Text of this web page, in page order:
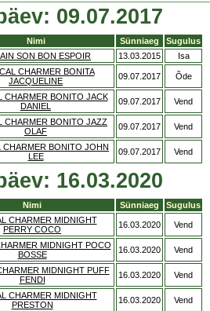
09.07.2017
Nimi Sünniaeg
Sugulus
SON BON ESPOIR 13.03.2015
Isa
CHARMER BONITA
JACQUELINE
09.07.2017 Õde
CHARMER BONITO JACK
DANIEL
09.07.2017 Vend
CHARMER BONITO JAZZ
OLAF
09.07.2017 Vend
CHARMER BONITO JOHN
LEE
09.07.2017 Vend
16.03.2020
Nimi Sünniaeg
Sugulus
CHARMER MIDNIGHT
PERRY COCO
16.03.2020 Vend
MIDNIGHT POCO
BOSSE
16.03.2020 Vend
MIDNIGHT PUFF
FENDI
16.03.2020 Vend
CHARMER MIDNIGHT
PRESTON
16.03.2020 Vend